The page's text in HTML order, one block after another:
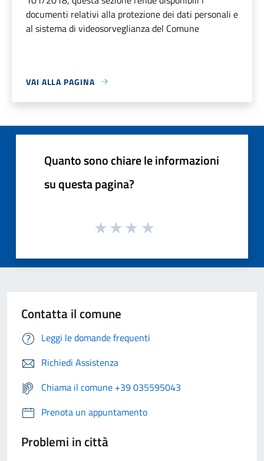
documenti relativi alla protezione dei dati personali e
al sistema di videosorveglianza del Comune
VAI ALLA PAGINA
Quanto sono chiare le informazioni
su questa pagina?
Contatta il comune
Leggi le domande frequenti
Richiedi Assistenza
Chiama il comune +39 035595043
Prenota un appuntamento
Problemi in città